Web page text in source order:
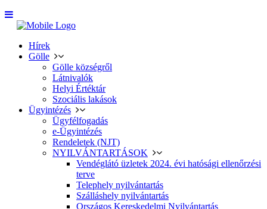
Hírek
Gölle
Gölle községről
Látnivalók
Helyi Értéktár
Szociális lakások
Ügyintézés
Ügyfélfogadás
e-Ügyintézés
Rendeletek (NJT)
NYILVÁNTARTÁSOK
Vendéglátó üzletek 2024. évi hatósági ellenőrzési
terve
Telephely nyilvántartás
Szálláshely nyilvántartás
Országos Kereskedelmi Nyilvántartás